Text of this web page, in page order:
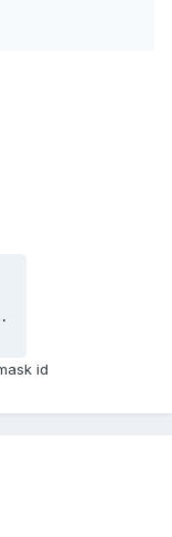
3.42 gears.Bin
id